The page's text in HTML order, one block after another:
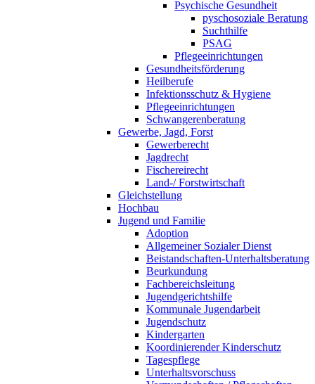
Psychische Gesundheit
pyschosoziale Beratung
Suchthilfe
PSAG
Pflegeeinrichtungen
Gesundheitsförderung
Heilberufe
Infektionsschutz & Hygiene
Pflegeeinrichtungen
Schwangerenberatung
Gewerbe, Jagd, Forst
Gewerberecht
Jagdrecht
Fischereirecht
Land-/ Forstwirtschaft
Gleichstellung
Hochbau
Jugend und Familie
Adoption
Allgemeiner Sozialer Dienst
Beistandschaften-Unterhaltsberatung
Beurkundung
Fachbereichsleitung
Jugendgerichtshilfe
Kommunale Jugendarbeit
Jugendschutz
Kindergarten
Koordinierender Kinderschutz
Tagespflege
Unterhaltsvorschuss